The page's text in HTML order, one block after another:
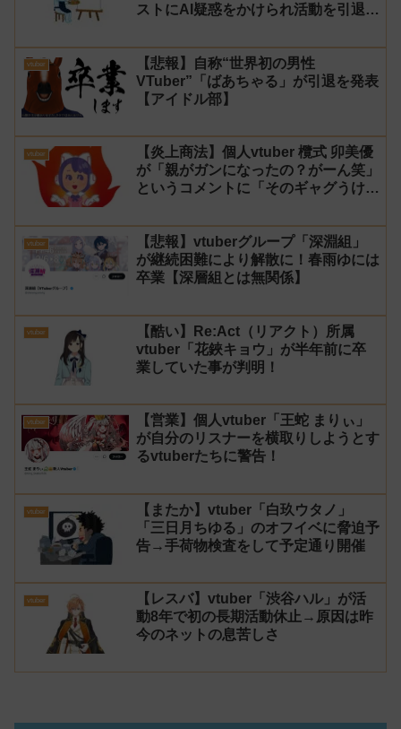
ストにAI疑惑をかけられ活動を引退！
vtuber
【悲報】自称“世界初の男性
VTuber”「ばあちゃる」が引退を発表
【アイドル部】
vtuber
【炎上商法】個人vtuber 欖式 卯美優
が「親がガンになったの？がーん笑」
というコメントに「そのギャグうけ
はオススメしないと投稿し叩かれる
vtuber
【悲報】vtuberグループ「深淵組」
が継続困難により解散に！春雨ゆには
卒業【深層組とは無関係】
vtuber
【酷い】Re:Act（リアクト）所属
vtuber「花鋏キョウ」が半年前に卒
業していた事が判明！
vtuber
【営業】個人vtuber「王蛇 まりぃ」
が自分のリスナーを横取りしようとす
るvtuberたちに警告！
vtuber
【またか】vtuber「白玖ウタノ」
「三日月ちゆる」のオフイベに脅迫予
告→手荷物検査をして予定通り開催
vtuber
【レスバ】vtuber「渋谷ハル」が活
動8年で初の長期活動休止→原因は昨
今のネットの息苦しさ